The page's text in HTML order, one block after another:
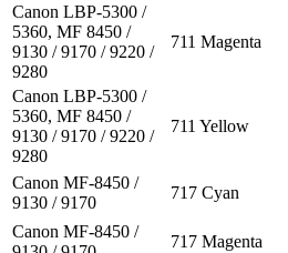
Canon LBP-5300 /
5360, MF 8450 /
9130 / 9170 / 9220 /
9280
711 Magenta
Canon LBP-5300 /
5360, MF 8450 /
9130 / 9170 / 9220 /
9280
711 Yellow
Canon MF-8450 /
9130 / 9170
717 Cyan
Canon MF-8450 /
717 Magenta